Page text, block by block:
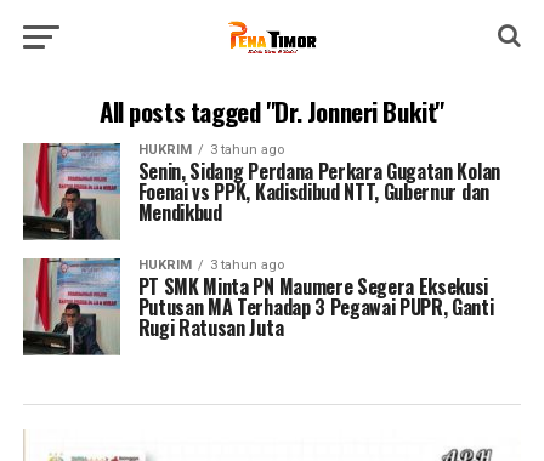
All posts tagged "Dr. Jonneri Bukit"
HUKRIM 3 tahun ago
Senin, Sidang Perdana Perkara Gugatan Kolan
Foenai vs PPK, Kadisdibud NTT, Gubernur dan
Mendikbud
HUKRIM 3 tahun ago
PT SMK Minta PN Maumere Segera Eksekusi
Putusan MA Terhadap 3 Pegawai PUPR, Ganti
Rugi Ratusan Juta